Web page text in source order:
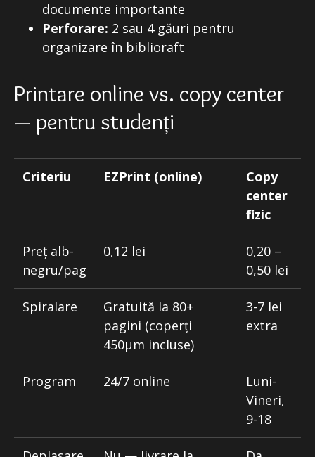
documente importante
Perforare: 2 sau 4 găuri pentru
organizare în biblioraft
Printare online vs. copy center
— pentru studenți
Criteriu EZPrint (online)
Copy
center
fizic
Preț alb-
negru/pag
0,12 lei
0,20 –
0,50 lei
Spiralare
Gratuită la 80+
pagini (coperți
450μm incluse)
3-7 lei
extra
Program 24/7 online
Luni-
Vineri,
9-18